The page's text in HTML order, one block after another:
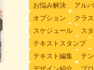
お悩み解決 アル
オプション
クラ
スケジュール
ス
テキストスタンプ
テキスト編集
テ